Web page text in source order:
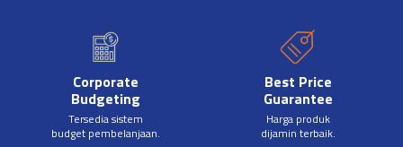
Corporate
Budgeting
Tersedia sistem
budget pembelanjaan.
Best Price
Guarantee
Harga produk
dijamin terbaik.